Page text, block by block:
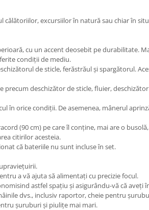
excursiilor în natură sau chiar în
cu un accent deosebit pe durabilitate.
condiții de mediu.
de sticle, ferăstrăul și spargătorul.
deschizător de sticle, fluier,
în orice condiții. De asemenea, mânerul
(90 cm) pe care îl conține, mai are o
citirilor acesteia.
că bateriile nu sunt incluse în set.
a vă ajuta să alimentați cu precizie focul.
astfel spațiu și asigurându-vă că
dvs., inclusiv raportor, cheie pentru
șuruburi și piulițe mai mari.